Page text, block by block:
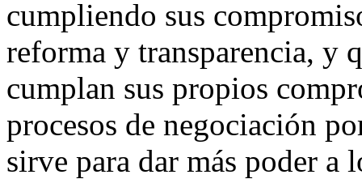
cumpliendo sus
reforma y transparencia, y
cumplan sus propios
procesos de negociación
sirve para dar más poder a